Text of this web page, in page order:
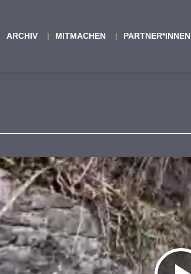
ARCHIV MITMACHEN PARTNER*INNEN